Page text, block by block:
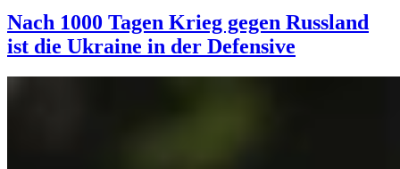
Nach 1000 Tagen Krieg gegen Russland
ist die Ukraine in der Defensive